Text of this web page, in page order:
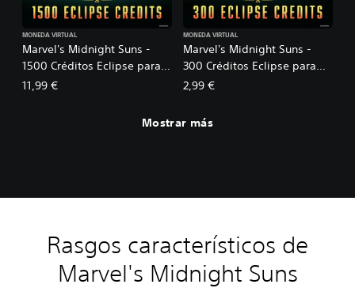
Marvel's Midnight Suns -
1500 Créditos Eclipse para
PS5™
MONEDA VIRTUAL
11,99 €
Marvel's Midnight Suns -
300 Créditos Eclipse para
PS5™
MONEDA VIRTUAL
2,99 €
Mostrar más
Rasgos característicos de
Marvel's Midnight Suns